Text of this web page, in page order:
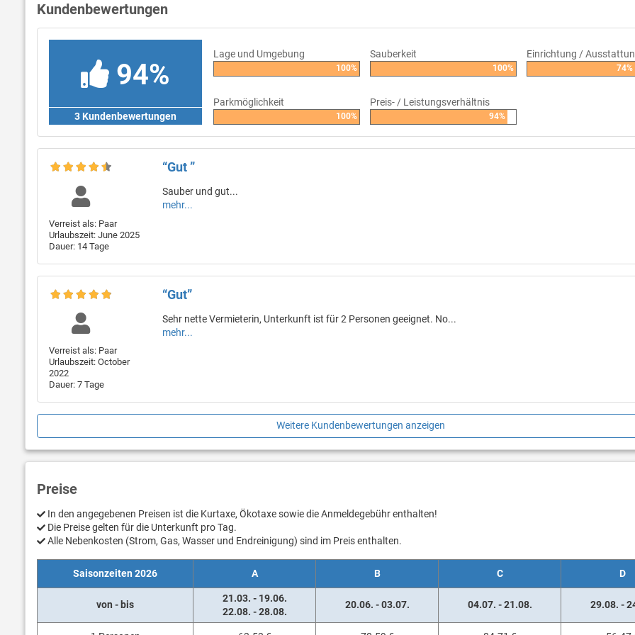
Kundenbewertungen
94%
3 Kundenbewertungen
Lage und Umgebung
100%
Sauberkeit
100%
Einrichtung /
74%
Parkmöglichkeit
100%
Preis- / Leistungsverhältnis
94%
Verreist als: Paar
Urlaubszeit: June 2025
Dauer: 14 Tage
“Gut ”
Sauber und gut...
mehr...
Verreist als: Paar
Urlaubszeit: October
2022
Dauer: 7 Tage
“Gut”
Sehr nette Vermieterin, Unterkunft ist für 2 Personen geeignet. No...
mehr...
Weitere Kundenbewertungen anzeigen
Preise
In den angegebenen Preisen ist die Kurtaxe, Ökotaxe sowie die Anmeldegebühr enthalten!
Die Preise gelten für die Unterkunft pro Tag.
Alle Nebenkosten (Strom, Gas, Wasser und Endreinigung) sind im Preis enthalten.
Saisonzeiten 2026 A B C D
von - bis
21.03. - 19.06.
22.08. - 28.08.
20.06. - 03.07. 04.07. - 21.08. 29.08. -